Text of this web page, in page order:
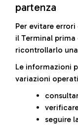
partenza
Per evitare
il Terminal
ricontrollarlo
Le informazioni
variazioni
seguire